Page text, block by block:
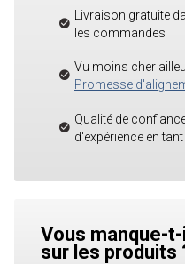
Livraison gratuite
les commandes
Vu moins cher
Promesse
Qualité de
d'expérience en
Vous manque-
sur les produits